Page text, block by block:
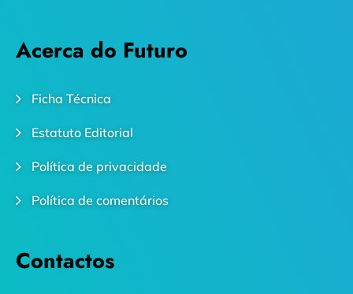
Acerca do Futuro
Ficha Técnica
Estatuto Editorial
Política de privacidade
Política de comentários
Contactos